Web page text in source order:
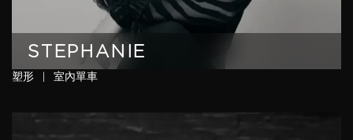
STEPHANIE
塑形 室內單車